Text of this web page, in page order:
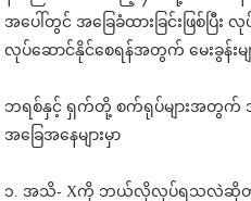
အပေါ်တွင် အခြေခံထားခြင်းဖြစ်ပြီး
လုပ်ဆောင်နိုင်စေရန်အတွက် မေးခွန်း
ဘရစ်နှင့် ရှက်တို့ စက်ရုပ်များအတွက် အ
အခြေအနေများမှာ
၁. အသိ- Xကို ဘယ်လိုလုပ်ရသလဲဆိုတ